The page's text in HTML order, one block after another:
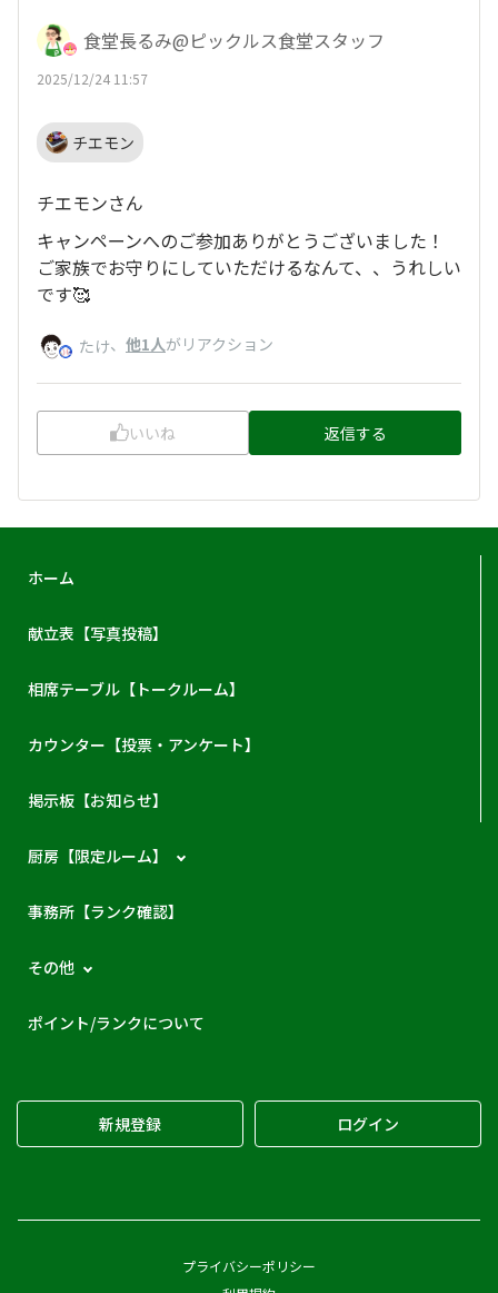
食堂長るみ@ピックルス食堂スタッフ
2025/12/24 11:57
チエモン
チエモンさん
キャンペーンへのご参加ありがとうございました！
ご家族でお守りにしていただけるなんて、、うれしい
です🥰
たけ、 他1人がリアクション
いいね 返信する
ホーム
献立表【写真投稿】
相席テーブル【トークルーム】
カウンター【投票・アンケート】
掲示板【お知らせ】
厨房【限定ルーム】
事務所【ランク確認】
その他
ポイント/ランクについて
新規登録 ログイン
プライバシーポリシー